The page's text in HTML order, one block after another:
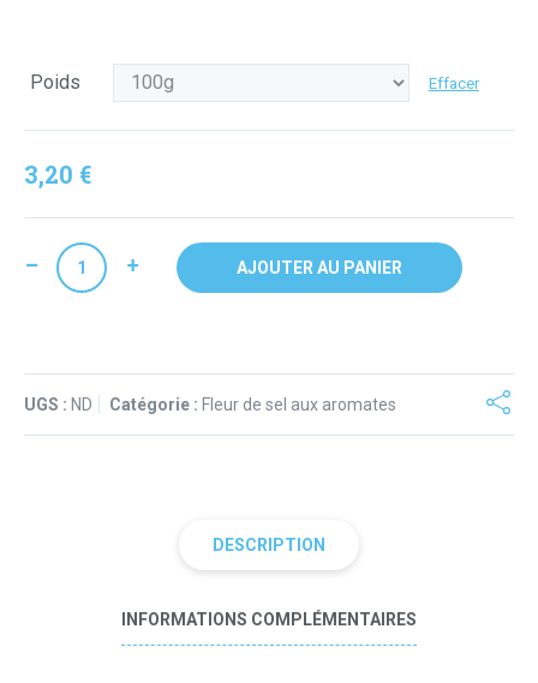
Poids Effacer
3,20 €
quantité
de
sel
de
Noirmoutier
AJOUTER AU PANIER
UGS : ND Catégorie : Fleur de sel aux aromates
DESCRIPTION
INFORMATIONS COMPLÉMENTAIRES